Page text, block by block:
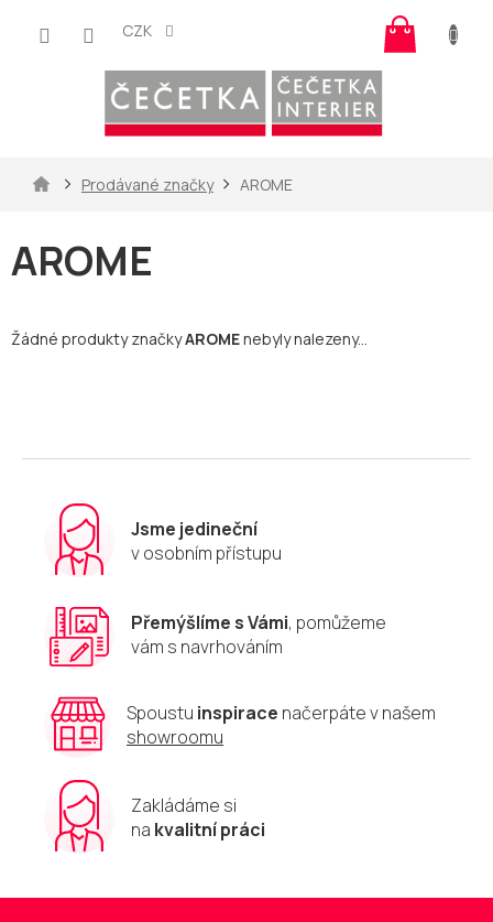
CZK
košík
DomůProdávané značky AROME
AROME
Žádné produkty značkyAROMEnebyly nalezeny...
Jsme jedineční
v osobním přístupu
Přemýšlíme s Vámi, pomůžeme
vám s navrhováním
Spoustu inspirace načerpáte v našem
showroomu
Zakládáme si
na kvalitní práci